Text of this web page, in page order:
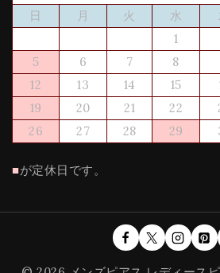
日
月 火 水
1
5
6 7 8
12
13 14 15
19
20 21 22
26
27 28 29
■が定休日です。